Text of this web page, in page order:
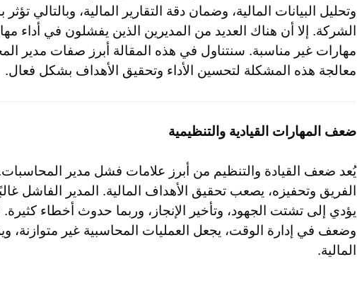
وتحليل البيانات المالية، وضمان دقة التقارير المالية، وبالتالي
الشركة. إلا أن هناك العديد من المديرين الذين يفشلون في أداء
مهارات غير مناسبة. سنتناول في هذه المقالة أبرز صفات مدير
معالجة هذه المشكلة لتحسين الأداء وتحقيق الأهداف بشكل فعال.
ضعف المهارات القيادية والتنظيمية
يُعد ضعف القيادة والتنظيم من أبرز علامات فشل مدير
الفريق وتحفيزه، يصعب تحقيق الأهداف المالية. المدير الفاشل
يؤدي إلى تشتت الجهود، وتأخير الإنجاز، وربما حدوث أخطاء
وضعف في إدارة الوقت، يجعل العمليات المحاسبية غير متوازنة،
المالية.